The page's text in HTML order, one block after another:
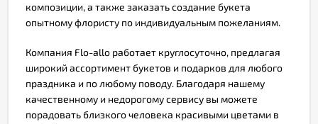
Публичная
оферта
Политика
конфиденциальности
композиции, а также заказать создание букета
опытному флористу по индивидуальным пожеланиям.
Компания Flo-allo работает круглосуточно, предлагая
широкий ассортимент букетов и подарков для любого
праздника и по любому поводу. Благодаря нашему
качественному и недорогому сервису вы можете
порадовать близкого человека красивыми цветами в